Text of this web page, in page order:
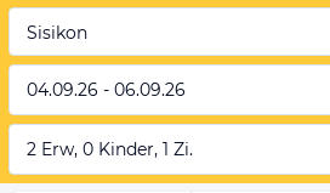
Sisikon
04.09.26 - 06.09.26
2 Erw, 0 Kinder, 1 Zi.